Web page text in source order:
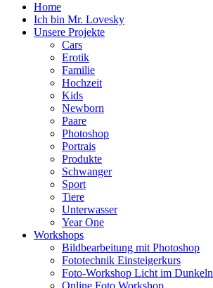
Home
Ich bin Mr. Lovesky
Unsere Projekte
Cars
Erotik
Familie
Hochzeit
Kids
Newborn
Paare
Photoshop
Portrais
Produkte
Schwanger
Sport
Tiere
Unterwasser
Year One
Workshops
Bildbearbeitung mit Photoshop
Fototechnik Einsteigerkurs
Foto-Workshop Licht im Dunkeln
Online Foto Workshop